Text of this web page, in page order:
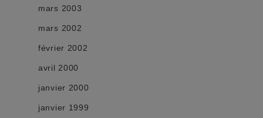
mars 2003
mars 2002
février 2002
avril 2000
janvier 2000
janvier 1999